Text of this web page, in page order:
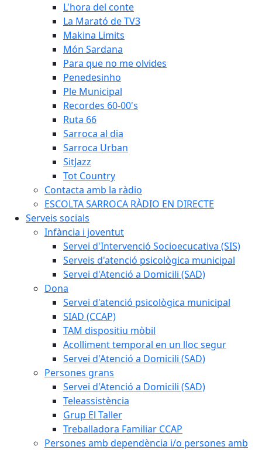
L'hora del conte
La Marató de TV3
Makina Limits
Món Sardana
Para que no me olvides
Penedesinho
Ple Municipal
Recordes 60-00's
Ruta 66
Sarroca al dia
Sarroca Urban
SitJazz
Tot Country
Contacta amb la ràdio
ESCOLTA SARROCA RÀDIO EN DIRECTE
Serveis socials
Infància i joventut
Servei d'Intervenció Socioecucativa (SIS)
Serveis d'atenció psicològica municipal
Servei d'Atenció a Domicili (SAD)
Dona
Servei d'atenció psicològica municipal
SIAD (CCAP)
TAM dispositiu mòbil
Acolliment temporal en un lloc segur
Servei d'Atenció a Domicili (SAD)
Persones grans
Servei d'Atenció a Domicili (SAD)
Teleassistència
Grup El Taller
Treballadora Familiar CCAP
Persones amb dependència i/o persones amb